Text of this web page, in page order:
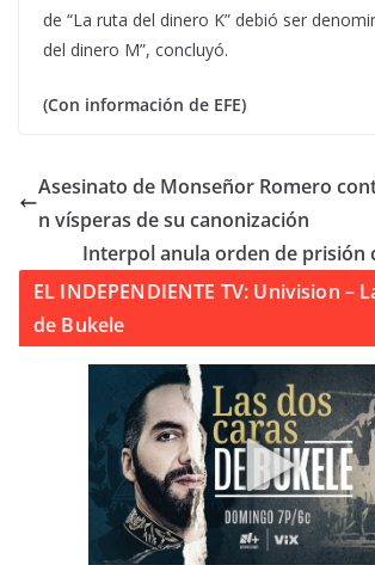
de “La ruta del dinero K” debió ser
del dinero M”, concluyó.
(Con información de EFE)
Asesinato de Monseñor Romero
n vísperas de su canonización
Interpol anula orden de prisión
EL INDEPENDIENTE TV: Univision –
de Bukele